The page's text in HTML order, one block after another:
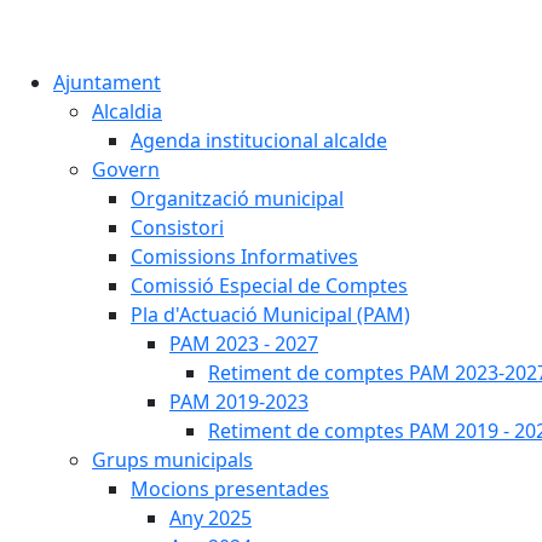
Ajuntament
Alcaldia
Agenda institucional alcalde
Govern
Organització municipal
Consistori
Comissions Informatives
Comissió Especial de Comptes
Pla d'Actuació Municipal (PAM)
PAM 2023 - 2027
Retiment de comptes PAM 2023-
PAM 2019-2023
Retiment de comptes PAM 2019 -
Grups municipals
Mocions presentades
Any 2025